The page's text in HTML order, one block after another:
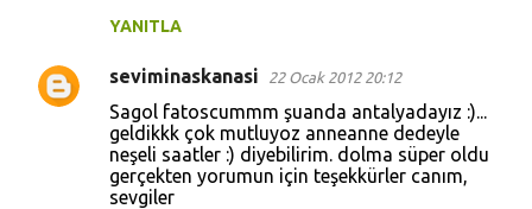
l
YANITLA
seviminaskanasi 22 Ocak 2012 20:12
Sagol fatoscummm şuanda antalyadayız :)...
geldikkk çok mutluyoz anneanne dedeyle
neşeli saatler :) diyebilirim. dolma süper oldu
gerçekten yorumun için teşekkürler canım,
sevgiler